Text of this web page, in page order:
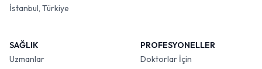
İstanbul, Türkiye
SAĞLIK
Uzmanlar
PROFESYONELLER
Doktorlar İçin